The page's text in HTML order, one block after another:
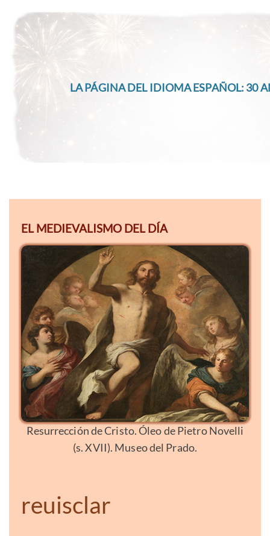
LA PÁGINA DEL IDIOMA ESPAÑOL: 30
EL MEDIEVALISMO DEL DÍA
Resurrección de Cristo. Óleo de Pietro Novelli
(s. XVII). Museo del Prado.
reuisclar